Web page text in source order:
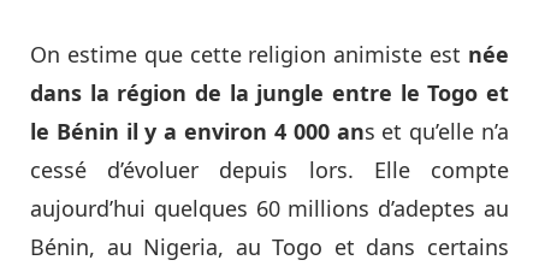
On estime que cette religion animiste est née
dans la région de la jungle entre le Togo et
le Bénin il y a environ 4 000 ans et qu’elle n’a
cessé d’évoluer depuis lors. Elle compte
aujourd’hui quelques 60 millions d’adeptes au
Bénin, au Nigeria, au Togo et dans certains